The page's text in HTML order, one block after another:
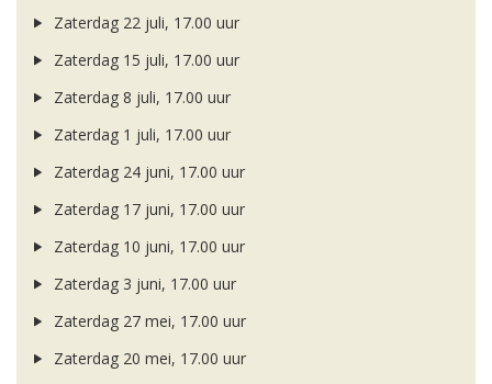
Zaterdag 22 juli, 17.00 uur
Zaterdag 15 juli, 17.00 uur
Zaterdag 8 juli, 17.00 uur
Zaterdag 1 juli, 17.00 uur
Zaterdag 24 juni, 17.00 uur
Zaterdag 17 juni, 17.00 uur
Zaterdag 10 juni, 17.00 uur
Zaterdag 3 juni, 17.00 uur
Zaterdag 27 mei, 17.00 uur
Zaterdag 20 mei, 17.00 uur